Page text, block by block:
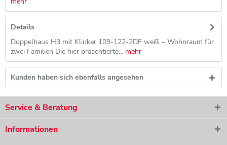
Details
Doppelhaus H3 mit Klinker 109-122-2DF weiß – Wohnraum für
zwei Familien Die hier präsentierte... mehr
Kunden haben sich ebenfalls angesehen
Service & Beratung
Informationen